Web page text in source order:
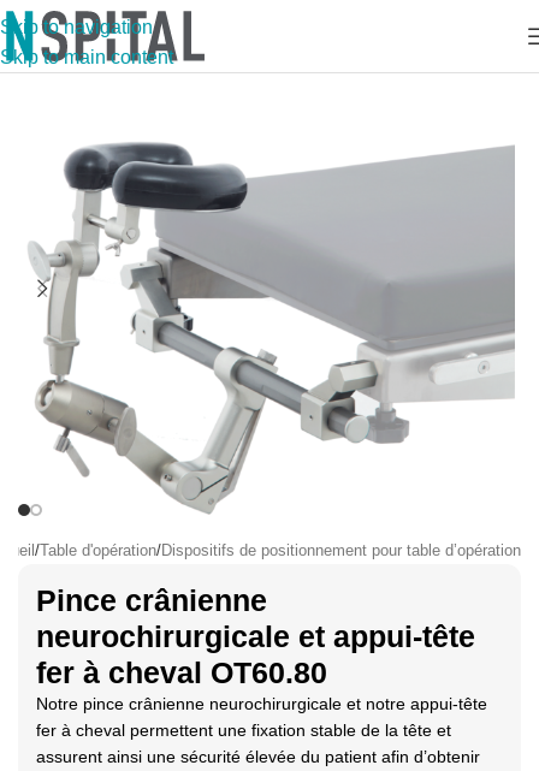
Skip to navigation
Skip to main content
/Table d'opération/Dispositifs de positionnement pour table d’opération
Pince crânienne
neurochirurgicale et appui-tête
fer à cheval OT60.80
Notre pince crânienne neurochirurgicale et notre appui-tête
fer à cheval permettent une fixation stable de la tête et
assurent ainsi une sécurité élevée du patient afin d’obtenir